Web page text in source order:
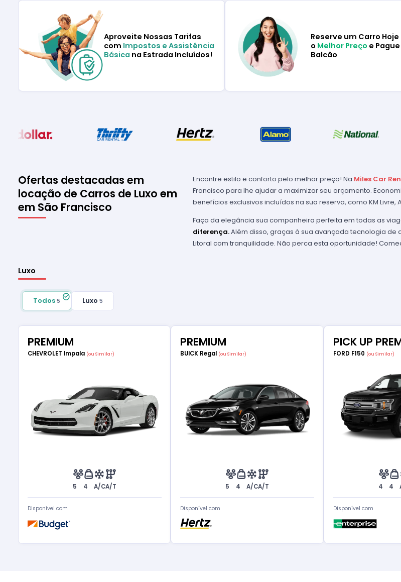
Aproveite Nossas Tarifas
com Impostos e Assistência
Básica na Estrada Incluídos!
Reserve um Carro
o Melhor Preço e
Balcão
Ofertas destacadas em
locação de Carros de Luxo em
em São Francisco
Encontre estilo e conforto pelo melhor preço! Na Miles Car
Francisco para lhe ajudar a maximizar seu orçamento.
benefícios exclusivos incluídos na sua reserva, como KM
Faça da elegância sua companheira perfeita em todas as
diferença.Além disso, graças à sua avançada tecnologia
Litoral com tranquilidade. Não perca esta oportunidade!
Luxo
Todos 5 Luxo5
PREMIUM
CHEVROLET Impala (ou Similar)
5 4 A/CA/T
Disponível com
PREMIUM
BUICK Regal (ou Similar)
5 4 A/CA/T
Disponível com
PICK UP
FORD F150 (ou Similar)
4 4
Disponível com